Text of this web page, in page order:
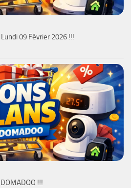
09 Février 2026 !!!
!!!